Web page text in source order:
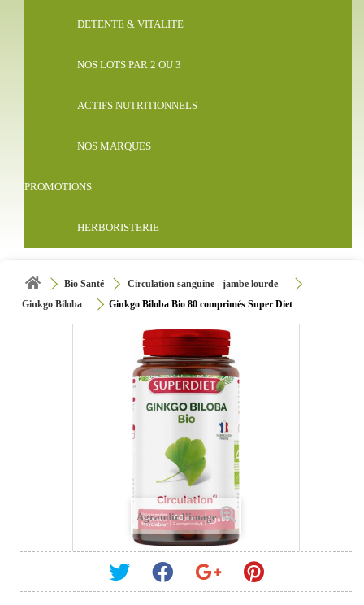
DETENTE & VITALITE
NOS LOTS PAR 2 OU 3
ACTIFS NUTRITIONNELS
NOS MARQUES
PROMOTIONS
HERBORISTERIE
Bio Santé
Circulation sanguine - jambe lourde
Ginkgo Biloba
Ginkgo Biloba Bio 80 comprimés Super Diet
Agrandir l'image